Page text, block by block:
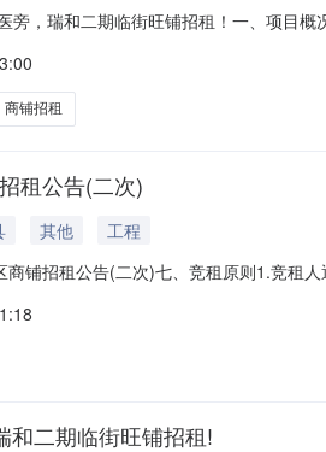
旁，瑞和二期临街旺铺招租！一、项目
为5年，租金每年递增5%。3.免租优惠
套商铺5000元。
商铺招租
租公告(二次)
其他
工程
商铺招租公告(二次)七、竞租原则1.竞租
竞租成交人。）3.竞租人需按照要求进
件5），并
和二期临街旺铺招租!